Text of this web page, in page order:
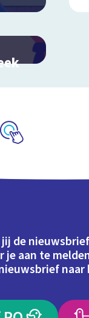
de
je aan te
naar